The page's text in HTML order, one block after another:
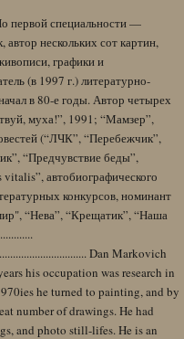
первой специальности —
нескольких сот картин,
графики и
(в 1997 г.) литературно-
в 80-е годы. Автор четырех
муха!”, 1991; “Мамзер”,
(“ЛЧК”, “Перебежчик”,
“Предчувствие беды”,
автобиографического
конкурсов, номинант
“Нева”, “Крещатик”, “Наша
Dan Markovich
his occupation was research in
he turned to painting, and by
number of drawings. He had
and photo still-lifes. He is an